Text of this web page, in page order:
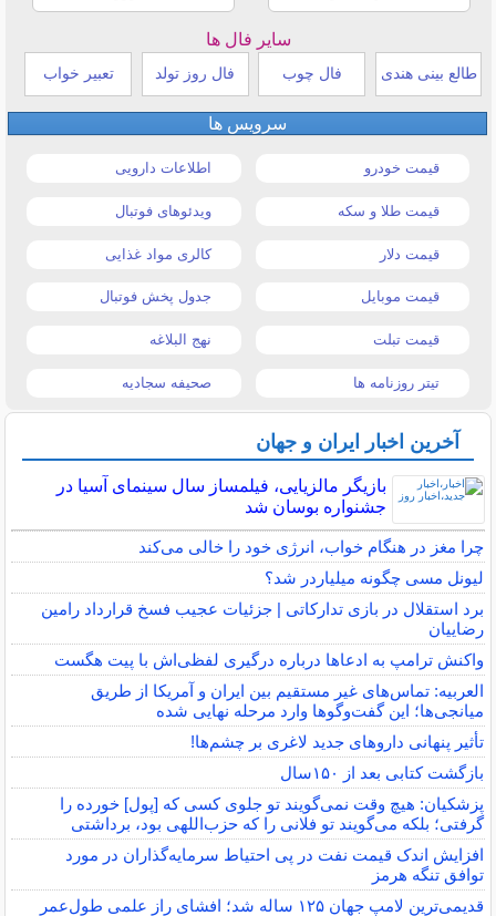
سایر فال ها
طالع بینی هندی فال چوب فال روز تولد تعبیر خواب
سرویس ها
قیمت خودرو اطلاعات دارویی
قیمت طلا و سکه ویدئوهای فوتبال
قیمت دلار کالری مواد غذایی
قیمت موبایل جدول پخش فوتبال
قیمت تبلت نهج البلاغه
تیتر روزنامه ها صحیفه سجادیه
آخرین اخبار ایران و جهان
بازیگر مالزیایی، فیلمساز سال سینمای آسیا در
جشنواره بوسان شد
چرا مغز در هنگام خواب، انرژی خود را خالی می‌کند
لیونل مسی چگونه میلیاردر شد؟
برد استقلال در بازی تدارکاتی | جزئیات عجیب فسخ قرارداد رامین
رضاییان
واکنش ترامپ به ادعاها درباره درگیری لفظی‌اش با پیت هگست
العربیه: تماس‌های غیر مستقیم بین ایران و آمریکا از طریق
میانجی‌ها؛ این گفت‌و‌گو‌ها وارد مرحله نهایی شده
تأثیر پنهانی داروهای جدید لاغری بر چشم‌ها!
بازگشت کتابی بعد از ۱۵۰سال
پزشکیان: هیچ وقت نمی‌گویند تو جلوی کسی که [پول] خورده را
گرفتی؛ بلکه می‌گویند تو فلانی را که حزب‌اللهی بود، برداشتی
افزایش اندک قیمت نفت در پی احتیاط سرمایه‌گذاران در مورد
توافق تنگه هرمز
قدیمی‌ترین لامپ جهان ۱۲۵ ساله شد؛ افشای راز علمی طول‌عمر